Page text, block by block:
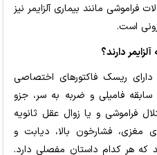
فراموشی مانند بیماری آلزایمر نیز
است.
دارند؟
دارای ریسک فاکتورهای اختصاصی
فامیلی و ضربه به سر، جزو
فراموشی و یا زوال عقل ثانویه
فشارخون بالا، دیابت و
که هر کدام داستان مفصلی دارد.